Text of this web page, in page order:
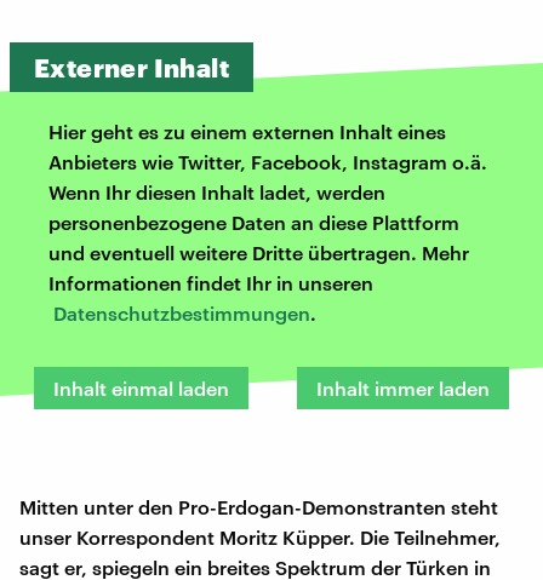
Externer Inhalt
Hier geht es zu einem externen Inhalt eines
Anbieters wie Twitter, Facebook, Instagram o.ä.
Wenn Ihr diesen Inhalt ladet, werden
personenbezogene Daten an diese Plattform
und eventuell weitere Dritte übertragen. Mehr
Informationen findet Ihr in unseren
Datenschutzbestimmungen.
Inhalt einmal laden Inhalt immer laden
Mitten unter den Pro-Erdogan-Demonstranten steht
unser Korrespondent Moritz Küpper. Die Teilnehmer,
sagt er, spiegeln ein breites Spektrum der Türken in